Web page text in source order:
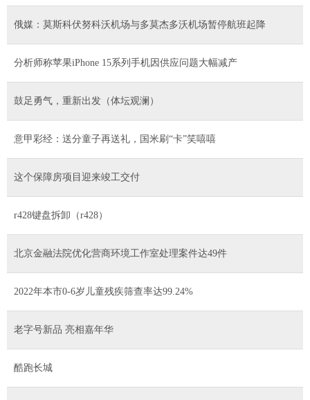
俄媒：莫斯科伏努科沃机场与多莫杰多沃机场暂停航班起降
分析师称苹果iPhone 15系列手机因供应问题大幅减产
鼓足勇气，重新出发（体坛观澜）
意甲彩经：送分童子再送礼，国米刷“卡”笑嘻嘻
这个保障房项目迎来竣工交付
r428键盘拆卸（r428）
北京金融法院优化营商环境工作室处理案件达49件
2022年本市0-6岁儿童残疾筛查率达99.24%
老字号新品 亮相嘉年华
酷跑长城